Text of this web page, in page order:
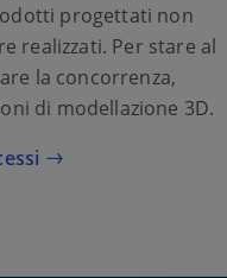
progettati non
realizzati. Per stare al
la concorrenza,
di modellazione 3D.